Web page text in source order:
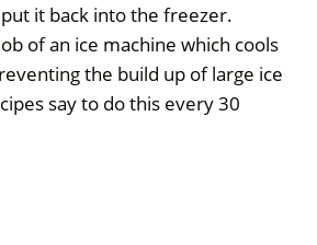
it back into the freezer.
of an ice machine which cools
the build up of large ice
say to do this every 30